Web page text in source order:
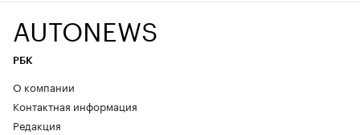
AUTONEWS
РБК
О компании
Контактная информация
Редакция